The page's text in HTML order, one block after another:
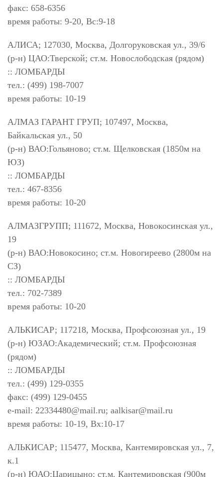
факс: 658-6356
время работы: 9-20, Вс:9-18
АЛИСА; 127030, Москва, Долгоруковская ул., 39/6
(р-н) ЦАО:Тверской; ст.м. Новослободская (рядом)
:: ЛОМБАРДЫ
тел.: (499) 198-7007
время работы: 10-19
АЛМАЗ ГАРАНТ ГРУП; 107497, Москва,
Байкальская ул., 50
(р-н) ВАО:Гольяново; ст.м. Щелковская (1850м на
ЮЗ)
:: ЛОМБАРДЫ
тел.: 467-8356
время работы: 10-20
АЛМАЗГРУПП; 111672, Москва, Новокосинская ул.,
19
(р-н) ВАО:Новокосино; ст.м. Новогиреево (2800м на
СЗ)
:: ЛОМБАРДЫ
тел.: 702-7389
время работы: 10-20
АЛЬКИСАР; 117218, Москва, Профсоюзная ул., 19
(р-н) ЮЗАО:Академический; ст.м. Профсоюзная
(рядом)
:: ЛОМБАРДЫ
тел.: (499) 129-0355
факс: (499) 129-0455
e-mail: 22334480@mail.ru; aalkisar@mail.ru
время работы: 10-19, Вх:10-17
АЛЬКИСАР; 115477, Москва, Кантемировская ул., 7,
к.1
(р-н) ЮАО:Царицыно; ст.м. Кантемировская (900м